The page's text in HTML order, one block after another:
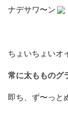
ナデサワ〜ン
ちょいちょいオ
常に太もものグ
即ち、ず〜っと